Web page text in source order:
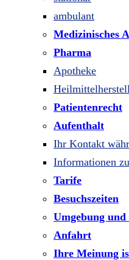
ambulant
Medizinisches
Pharma
Apotheke
Patientenrecht
Aufenthalt
Ihr Kontakt
Informationen
Tarife
Besuchszeiten
Umgebung
Anfahrt
Ihre Meinung